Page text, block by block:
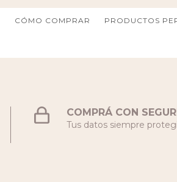
CÓMO COMPRAR PRODUCTOS
COMPRÁ CON
Tus datos siempre